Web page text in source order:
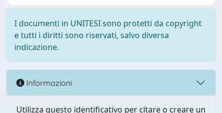
I documenti in UNITESI sono protetti da copyright
e tutti i diritti sono riservati, salvo diversa
indicazione.
Informazioni
Utilizza questo identificativo per citare o creare un